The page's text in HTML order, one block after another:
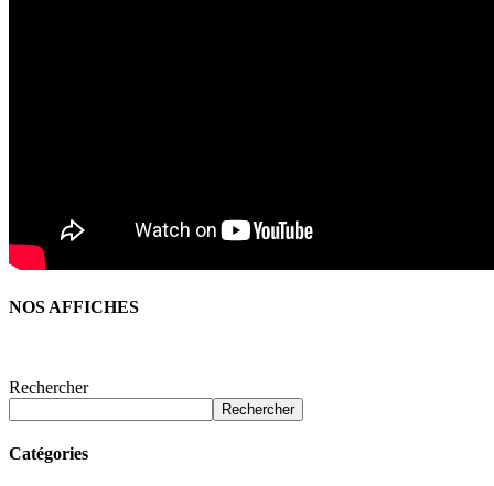
NOS AFFICHES
Rechercher
Rechercher
Catégories